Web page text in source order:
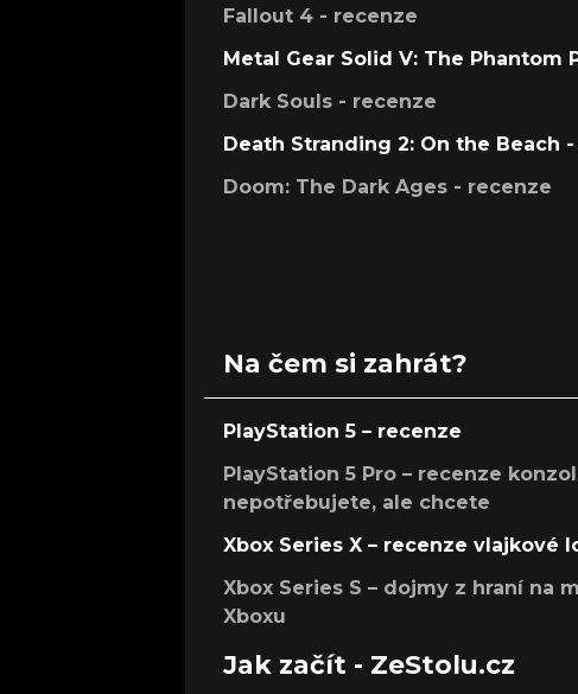
Fallout 4 - recenze
Metal Gear Solid V: The Phantom
Dark Souls - recenze
Death Stranding 2: On the Beach
Doom: The Dark Ages - recenze
Na čem si zahrát?
PlayStation 5 – recenze
PlayStation 5 Pro – recenze
nepotřebujete, ale chcete
Xbox Series X – recenze vlajkové
Xbox Series S – dojmy z hraní na
Xboxu
Jak začít - ZeStolu.cz